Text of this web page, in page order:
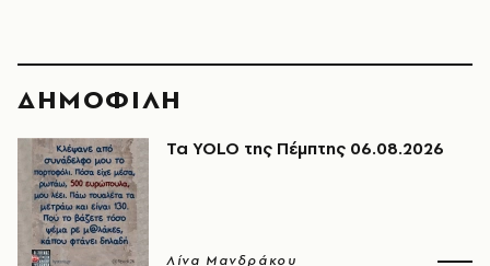
ΔΗΜΟΦΙΛΗ
Τα YOLO της Πέμπτης 06.08.2026
Λίνα Μανδράκου